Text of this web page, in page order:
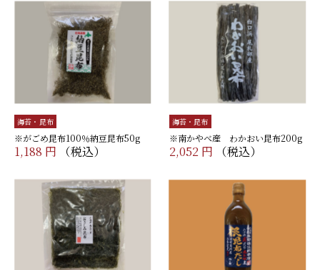
海苔・昆布
※がごめ昆布100％納豆昆布50g
1,188 円 （税込）
海苔・昆布
※南かやべ産 わかおい昆布200g
2,052 円 （税込）